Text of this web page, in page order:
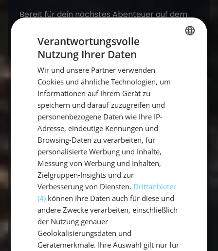
Bereit für dein nächstes Abenteuer auf dem
GESCHRIEBEN VON
Vicci
Travel Explorerin
Vicci schreibt über Segelabenteuer,
Küstenorte und Reisen abseits der üblichen
Routen. Mit einem Gespür für besondere
Momente verbindet sie Explorer-Spirit mit
praktischen Travel-Tipps.
Verantwortungsvolle
Nutzung Ihrer Daten
Wir und unsere Partner verwenden
Cookies und ähnliche Technologien, um
Informationen auf Ihrem Gerät zu
speichern und darauf zuzugreifen und
personenbezogene Daten wie Ihre IP-
Adresse, eindeutige Kennungen und
Browsing-Daten zu verarbeiten, für
personalisierte Werbung und Inhalte,
Messung von Werbung und Inhalten,
Zielgruppen-Insights und zur
Verbesserung von Diensten. Drittanbieter
(4) können Ihre Daten auch für diese und
andere Zwecke verarbeiten, einschließlich
der Nutzung genauer
Geolokalisierungsdaten und
Gerätemerkmale. Ihre Auswahl gilt nur für